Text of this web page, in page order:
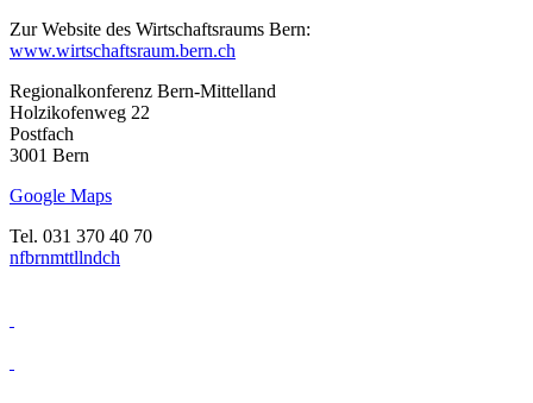
Zur Website des Wirtschaftsraums Bern:
www.wirtschaftsraum.bern.ch
Regionalkonferenz Bern-Mittelland
Holzikofenweg 22
Postfach
3001 Bern
Google Maps
Tel. 031 370 40 70
nfbrnmttllndch